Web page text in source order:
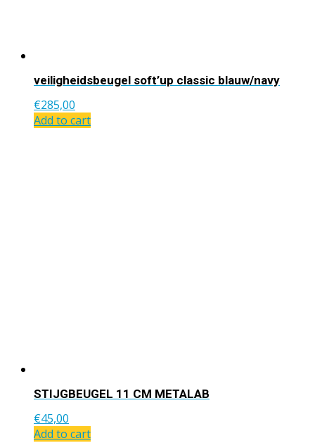
veiligheidsbeugel soft’up classic blauw/navy
€285,00
Add to cart
STIJGBEUGEL 11 CM METALAB
€45,00
Add to cart